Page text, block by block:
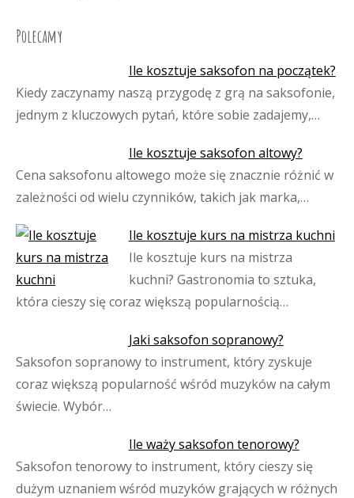
Polecamy
Ile kosztuje saksofon na początek?
Kiedy zaczynamy naszą przygodę z grą na saksofonie,
jednym z kluczowych pytań, które sobie zadajemy,…
Ile kosztuje saksofon altowy?
Cena saksofonu altowego może się znacznie różnić w
zależności od wielu czynników, takich jak marka,…
Ile kosztuje kurs na mistrza kuchni
Ile kosztuje kurs na mistrza
kuchni? Gastronomia to sztuka,
która cieszy się coraz większą popularnością…
Jaki saksofon sopranowy?
Saksofon sopranowy to instrument, który zyskuje
coraz większą popularność wśród muzyków na całym
świecie. Wybór…
Ile waży saksofon tenorowy?
Saksofon tenorowy to instrument, który cieszy się
dużym uznaniem wśród muzyków grających w różnych